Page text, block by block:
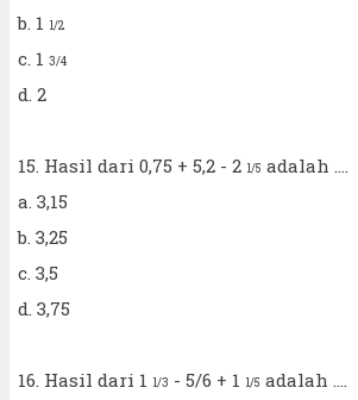
b. 1 1/2
c. 1 3/4
d. 2
15. Hasil dari 0,75 + 5,2 - 2 1/5 adalah ....
a. 3,15
b. 3,25
c. 3,5
d. 3,75
16. Hasil dari 1 1/3 - 5/6 + 1 1/5 adalah ....